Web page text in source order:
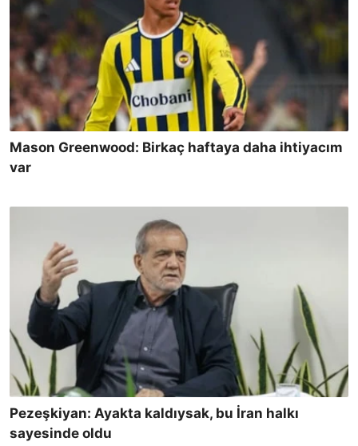
Mason Greenwood: Birkaç haftaya daha ihtiyacım
var
Pezeşkiyan: Ayakta kaldıysak, bu İran halkı
sayesinde oldu